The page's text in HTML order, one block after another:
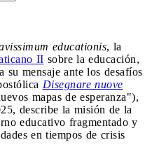
educationis, la
II sobre la educación,
mensaje ante los desafíos
Disegnare nuove
mapas de esperanza"),
describe la misión de la
educativo fragmentado y
en tiempos de crisis